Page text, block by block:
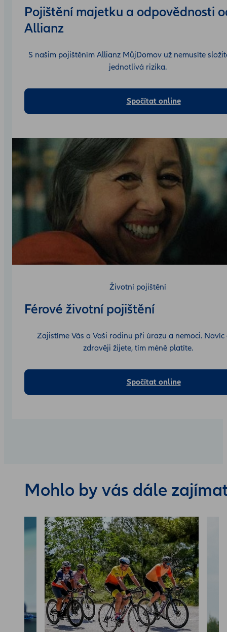
Pojištění majetku a odpovědnosti
Allianz
S našim pojištěním Allianz MůjDomov už nemusíte
jednotlivá rizika.
Spočítat online
Životní pojištění
Férové životní pojištění
Zajistíme Vás a Vaši rodinu při úrazu a nemoci. Navíc
zdravěji žijete, tím méně platíte.
Spočítat online
Mohlo by vás dále